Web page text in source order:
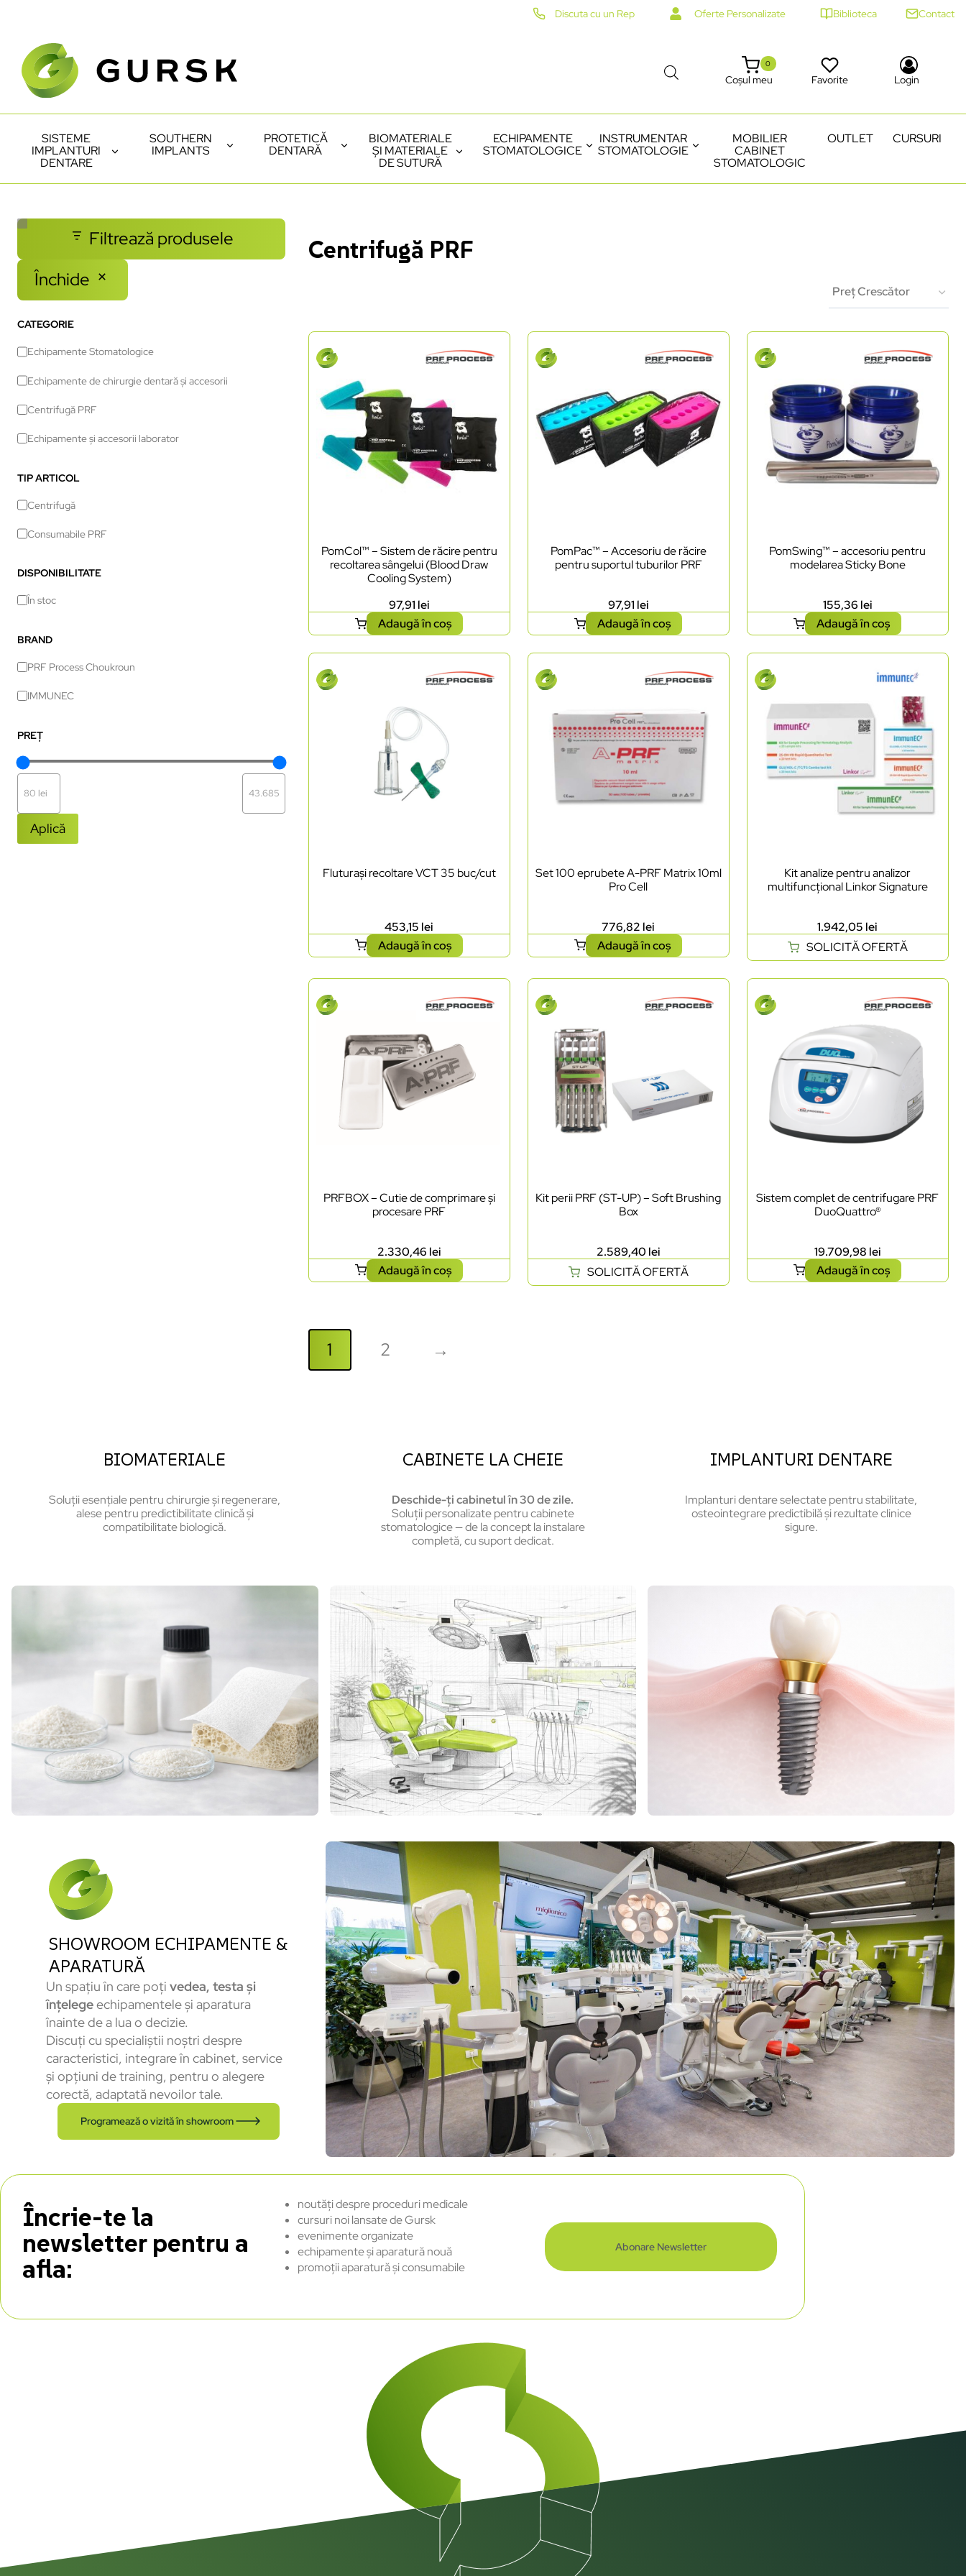
Discuta cu un Rep Oferte Personalizate Biblioteca Contact
Coșul meu
0
Favorite Login
SISTEME
IMPLANTURI
DENTARE
SOUTHERN
IMPLANTS
PROTETICĂ
DENTARĂ
BIOMATERIALE
ȘI MATERIALE
DE SUTURĂ
ECHIPAMENTE
STOMATOLOGICE
INSTRUMENTAR
STOMATOLOGIE
MOBILIER
CABINET
STOMATOLOGIC
OUTLET CURSURI
Filtrează produsele
Închide
CATEGORIE
Echipamente Stomatologice
Echipamente de chirurgie dentară și accesorii
Centrifugă PRF
Echipamente și accesorii laborator
TIP ARTICOL
Centrifugă
Consumabile PRF
DISPONIBILITATE
În stoc
BRAND
PRF Process Choukroun
IMMUNEC
PREȚ
Aplică
Centrifugă PRF
PomCol™ – Sistem de răcire pentru
recoltarea sângelui (Blood Draw
Cooling System)
97,91 lei
Adaugă în coș
PomPac™ – Accesoriu de răcire
pentru suportul tuburilor PRF
97,91 lei
Adaugă în coș
PomSwing™ – accesoriu pentru
modelarea Sticky Bone
155,36 lei
Adaugă în coș
Fluturași recoltare VCT 35 buc/cut
453,15 lei
Adaugă în coș
Set 100 eprubete A-PRF Matrix 10ml
Pro Cell
776,82 lei
Adaugă în coș
Kit analize pentru analizor
multifuncțional Linkor Signature
1.942,05 lei
SOLICITĂ OFERTĂ
PRFBOX – Cutie de comprimare și
procesare PRF
2.330,46 lei
Adaugă în coș
Kit perii PRF (ST-UP) – Soft Brushing
Box
2.589,40 lei
SOLICITĂ OFERTĂ
Sistem complet de centrifugare PRF
DuoQuattro®
19.709,98 lei
Adaugă în coș
1 2 →
BIOMATERIALE
Soluții esențiale pentru chirurgie și regenerare,
alese pentru predictibilitate clinică și
compatibilitate biologică.
CABINETE LA CHEIE
Deschide-ți cabinetul în 30 de zile.
Soluții personalizate pentru cabinete
stomatologice — de la concept la instalare
completă, cu suport dedicat.
IMPLANTURI DENTARE
Implanturi dentare selectate pentru stabilitate,
osteointegrare predictibilă și rezultate clinice
sigure.
SHOWROOM ECHIPAMENTE &
APARATURĂ
Un spațiu în care poți vedea, testa și
înțelegeechipamentele și aparatura
înainte de a lua o decizie.
Discuți cu specialiștii noștri despre
caracteristici, integrare în cabinet, service
și opțiuni de training, pentru o alegere
corectă, adaptată nevoilor tale.
Programează o vizită în showroom
Încrie-te la
newsletter pentru a
afla:
noutăți despre proceduri medicale
cursuri noi lansate de Gursk
evenimente organizate
echipamente și aparatură nouă
promoții aparatură și consumabile
Abonare Newsletter